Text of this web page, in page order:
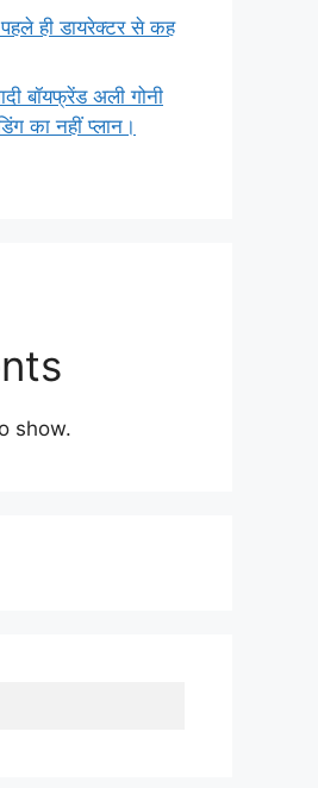
ही डायरेक्टर से कह
बॉयफ्रेंड अली गोनी
का नहीं प्लान।
show.